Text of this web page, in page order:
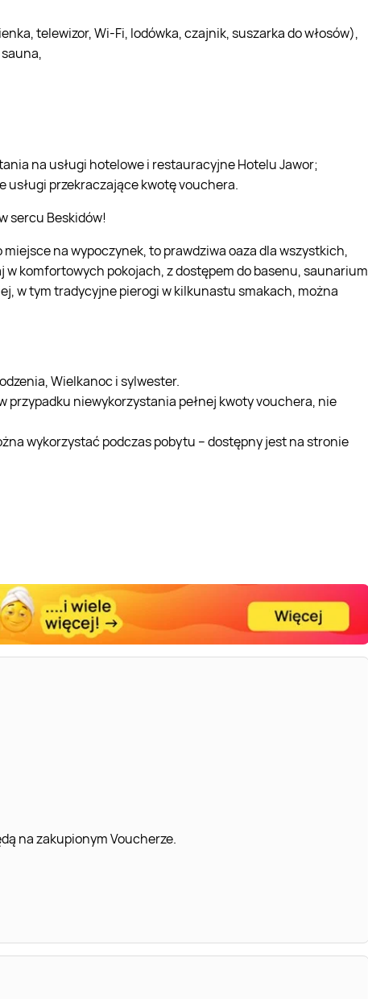
telewizor, Wi-Fi, lodówka, czajnik, suszarka do włosów),
na usługi hotelowe i restauracyjne Hotelu Jawor;
usługi przekraczające kwotę vouchera.
sercu Beskidów!
miejsce na wypoczynek, to prawdziwa oaza dla wszystkich,
komfortowych pokojach, z dostępem do basenu, saunarium
w tym tradycyjne pierogi w kilkunastu smakach, można
Wielkanoc i sylwester.
przypadku niewykorzystania pełnej kwoty vouchera, nie
wykorzystać podczas pobytu – dostępny jest na stronie
na zakupionym Voucherze.